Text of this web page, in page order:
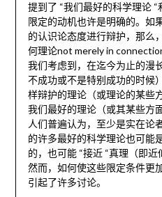
提到了 “我们最好的科学理论
限定的动机也许是明确的。如
的认识论态度进行辩护，那么
何理论not merely in
我们考虑到，在迄今为止的漫
不成功或不是特别成功的时候
样辩护的理论（或理论的某些
我们最好的理论（或其某些方
人们普遍认为，至少是实在论
的许多最好的科学理论也可能
的，也可能 “接近 “真理（即近
然而，如何使这些限定条件更
引起了许多讨论。